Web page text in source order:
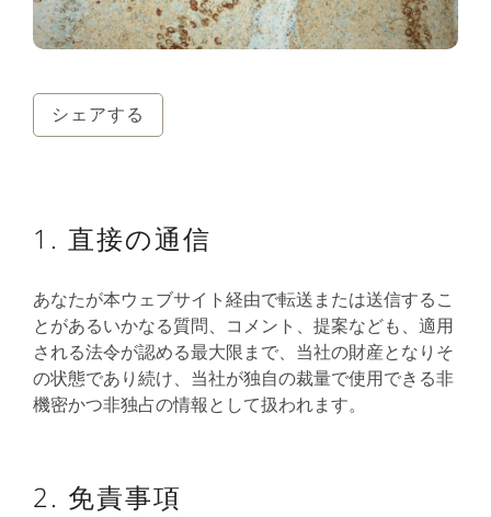
シェアする
1. 直接の通信
あなたが本ウェブサイト経由で転送または送信するこ
とがあるいかなる質問、コメント、提案なども、適用
される法令が認める最大限まで、当社の財産となりそ
の状態であり続け、当社が独自の裁量で使用できる非
機密かつ非独占の情報として扱われます。
2. 免責事項